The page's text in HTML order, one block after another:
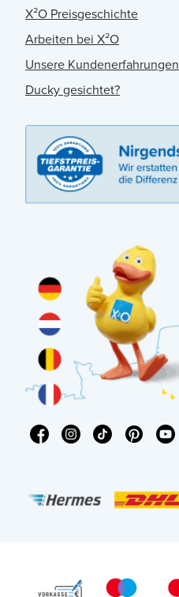
X²O Preisgeschichte
Arbeiten bei X²O
Unsere Kundenerfahrungen
Ducky gesichtet?